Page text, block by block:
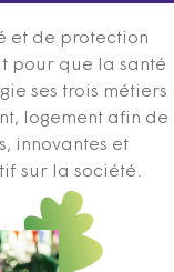
et de protection
pour que la santé
ses trois métiers
logement afin de
innovantes et
sur la société.